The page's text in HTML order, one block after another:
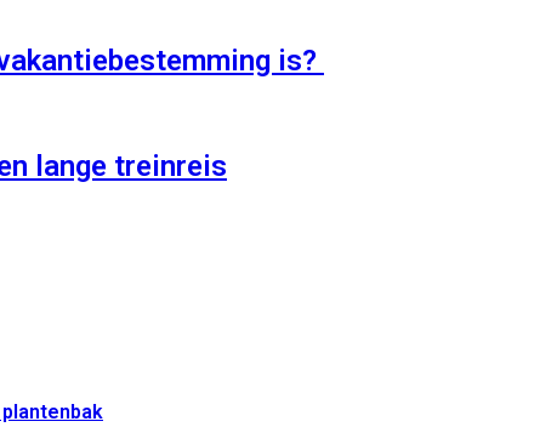
is?
lange treinreis